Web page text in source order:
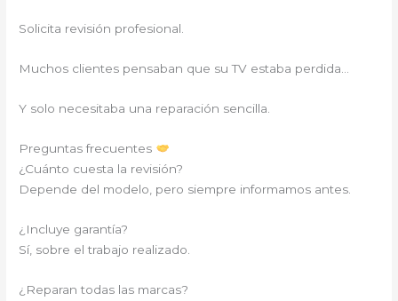
Solicita revisión profesional.
Muchos clientes pensaban que su TV estaba perdida…
Y solo necesitaba una reparación sencilla.
Preguntas frecuentes
¿Cuánto cuesta la revisión?
Depende del modelo, pero siempre informamos antes.
¿Incluye garantía?
Sí, sobre el trabajo realizado.
¿Reparan todas las marcas?